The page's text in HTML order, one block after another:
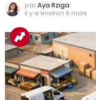
parAya Rziga
il y a environ 6 mois